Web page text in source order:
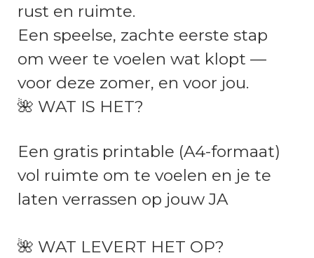
rust en ruimte.
Een speelse, zachte eerste stap
om weer te voelen wat klopt —
voor deze zomer, en voor jou.
🌺 WAT IS HET?
Een gratis printable (A4-formaat)
vol ruimte om te voelen en je te
laten verrassen op jouw JA
🌺 WAT LEVERT HET OP?